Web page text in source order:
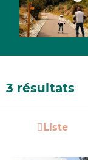
3 résultats
Liste